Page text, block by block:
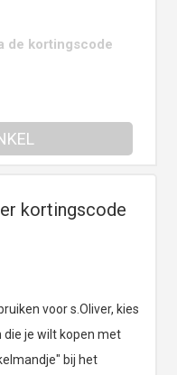
de kortingscode
kortingscode
voor s.Oliver, kies
je wilt kopen met
bij het